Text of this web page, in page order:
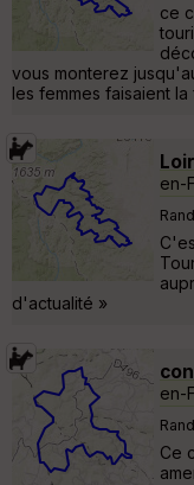
ce
vous monterez
les femmes faisaient la
en-
d'actualité »
en-
Ce